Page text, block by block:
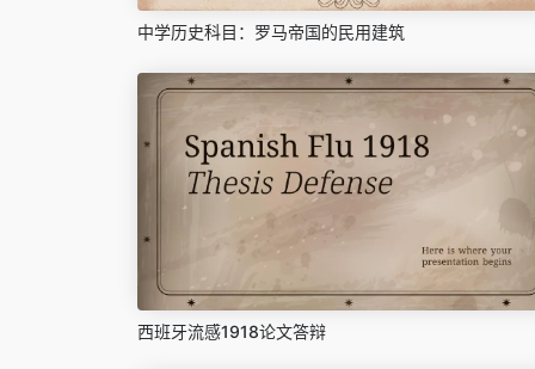
中学历史科目：罗马帝国的民用建筑
西班牙流感1918论文答辩